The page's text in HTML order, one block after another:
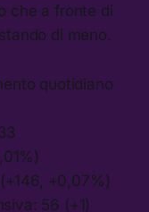
che a fronte di
di meno.
quotidiano
+0,07%)
56 (+1)